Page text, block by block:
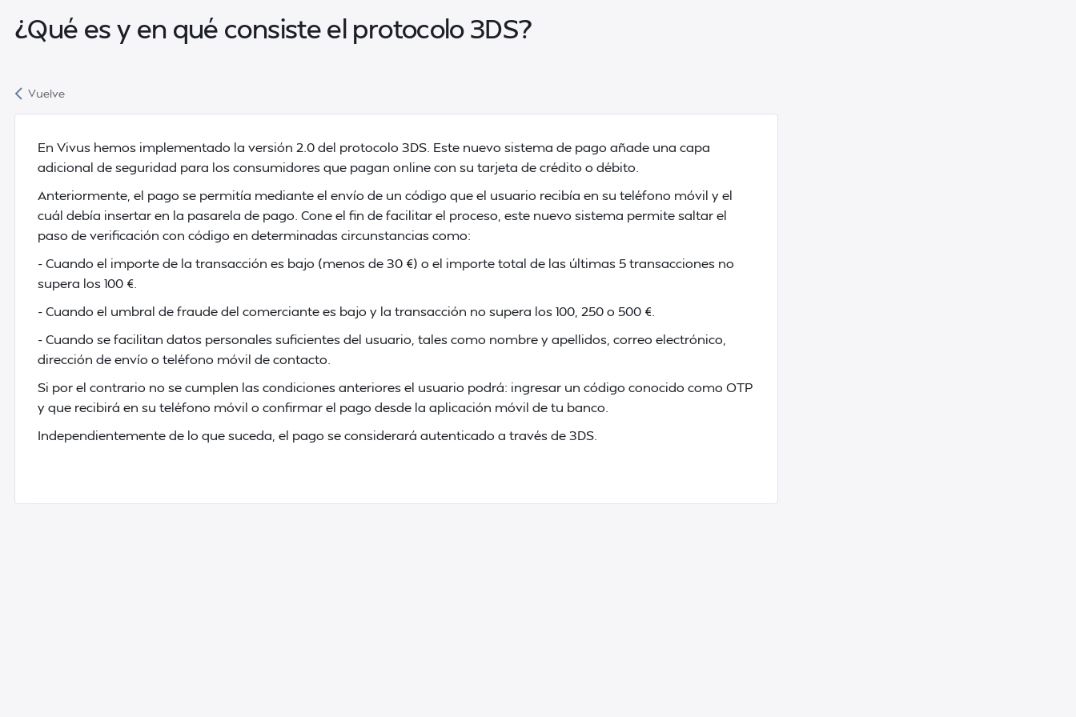
¿Qué es y en qué consiste el protocolo 3DS?
Vuelve
En Vivus hemos implementado la versión 2.0 del protocolo 3DS. Este nuevo sistema de pago añade una capa
adicional de seguridad para los consumidores que pagan online con su tarjeta de crédito o débito.
Anteriormente, el pago se permitía mediante el envío de un código que el usuario recibía en su teléfono móvil y el
cuál debía insertar en la pasarela de pago. Cone el fin de facilitar el proceso, este nuevo sistema permite saltar el
paso de verificación con código en determinadas circunstancias como:
- Cuando el importe de la transacción es bajo (menos de 30 €) o el importe total de las últimas 5 transacciones no
supera los 100 €.
- Cuando el umbral de fraude del comerciante es bajo y la transacción no supera los 100, 250 o 500 €.
- Cuando se facilitan datos personales suficientes del usuario, tales como nombre y apellidos, correo electrónico,
dirección de envío o teléfono móvil de contacto.
Si por el contrario no se cumplen las condiciones anteriores el usuario podrá: ingresar un código conocido como OTP
y que recibirá en su teléfono móvil o confirmar el pago desde la aplicación móvil de tu banco.
Independientemente de lo que suceda, el pago se considerará autenticado a través de 3DS.